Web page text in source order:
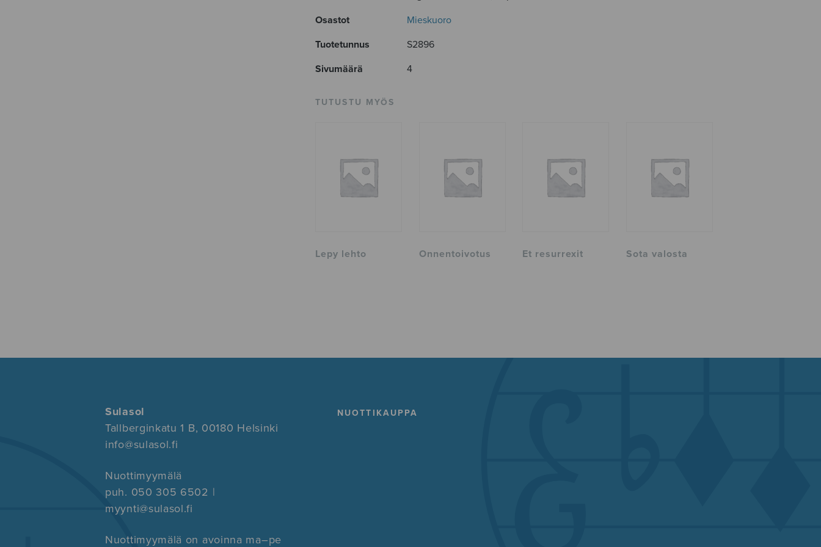
Osastot
Mieskuoro
Tuotetunnus
S2896
Sivumäärä
4
TUTUSTU MYÖS
Lepy lehto Onnentoivotus Et resurrexit Sota valosta
Sulasol
Tallberginkatu 1 B, 00180 Helsinki
info@sulasol.fi
Nuottimyymälä
puh. 050 305 6502 |
myynti@sulasol.fi
Nuottimyymälä on avoinna ma–pe
NUOTTIKAUPPA